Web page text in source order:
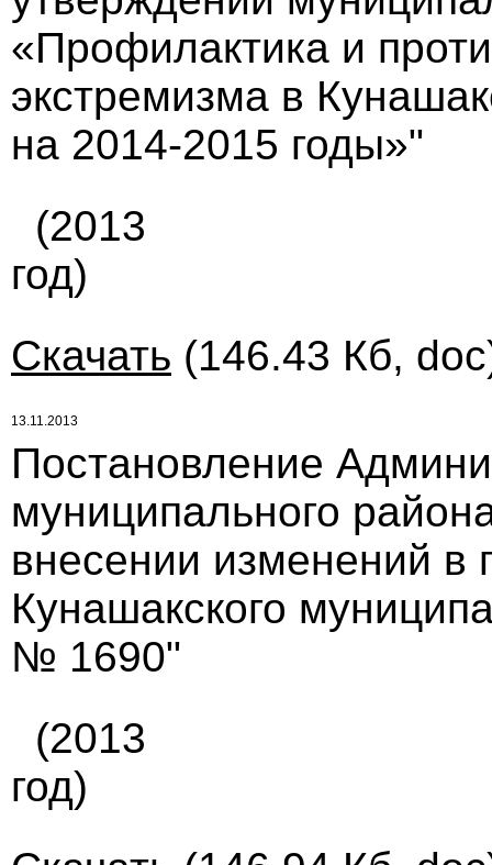
«Профилактика и
экстремизма в
на 2014-2015 годы»"
(2013
год)
Скачать (146.43 Кб,
13.11.2013
Постановление
муниципального
внесении изменений в
Кунашакского
№ 1690"
(2013
год)